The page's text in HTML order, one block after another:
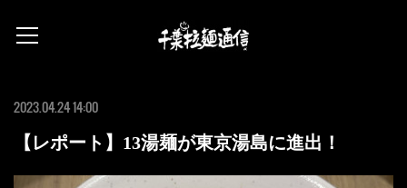
2023.04.24 14:00
【レポート】13湯麺が東京湯島に進出！